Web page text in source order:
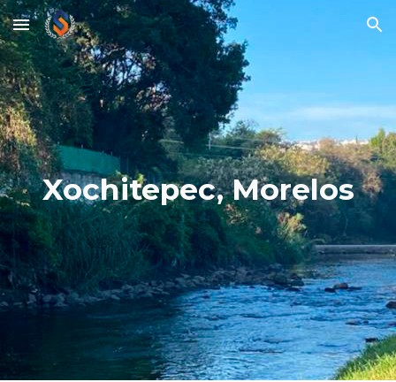
Skip to main content Skip to navigation
Xochitepec, Morelos